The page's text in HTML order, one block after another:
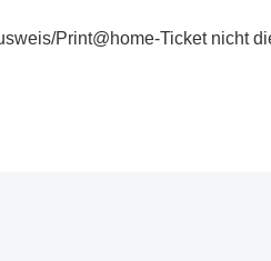
Print@home-Ticket nicht